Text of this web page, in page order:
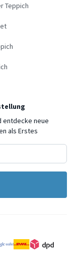
Teppich
entdecke neue
als Erstes